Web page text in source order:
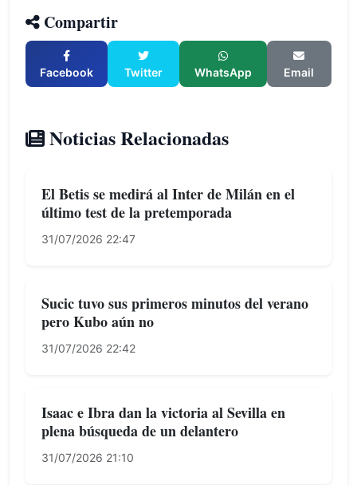
Compartir
Facebook Twitter WhatsApp Email
Noticias Relacionadas
El Betis se medirá al Inter de Milán en el
último test de la pretemporada
31/07/2026 22:47
Sucic tuvo sus primeros minutos del verano
pero Kubo aún no
31/07/2026 22:42
Isaac e Ibra dan la victoria al Sevilla en
plena búsqueda de un delantero
31/07/2026 21:10